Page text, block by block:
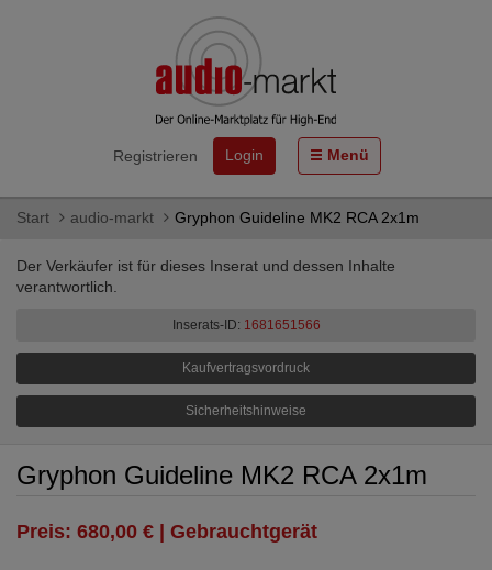
Registrieren Login Menü
Start audio-markt Gryphon Guideline MK2 RCA 2x1m
Der Verkäufer ist für dieses Inserat und dessen Inhalte
verantwortlich.
Inserats-ID: 1681651566
Kaufvertragsvordruck
Sicherheitshinweise
Gryphon Guideline MK2 RCA 2x1m
Preis: 680,00 € | Gebrauchtgerät